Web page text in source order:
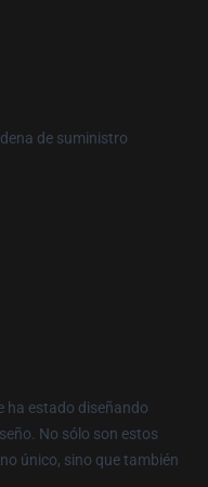
de suministro
ha estado diseñando
No sólo son estos
único, sino que también